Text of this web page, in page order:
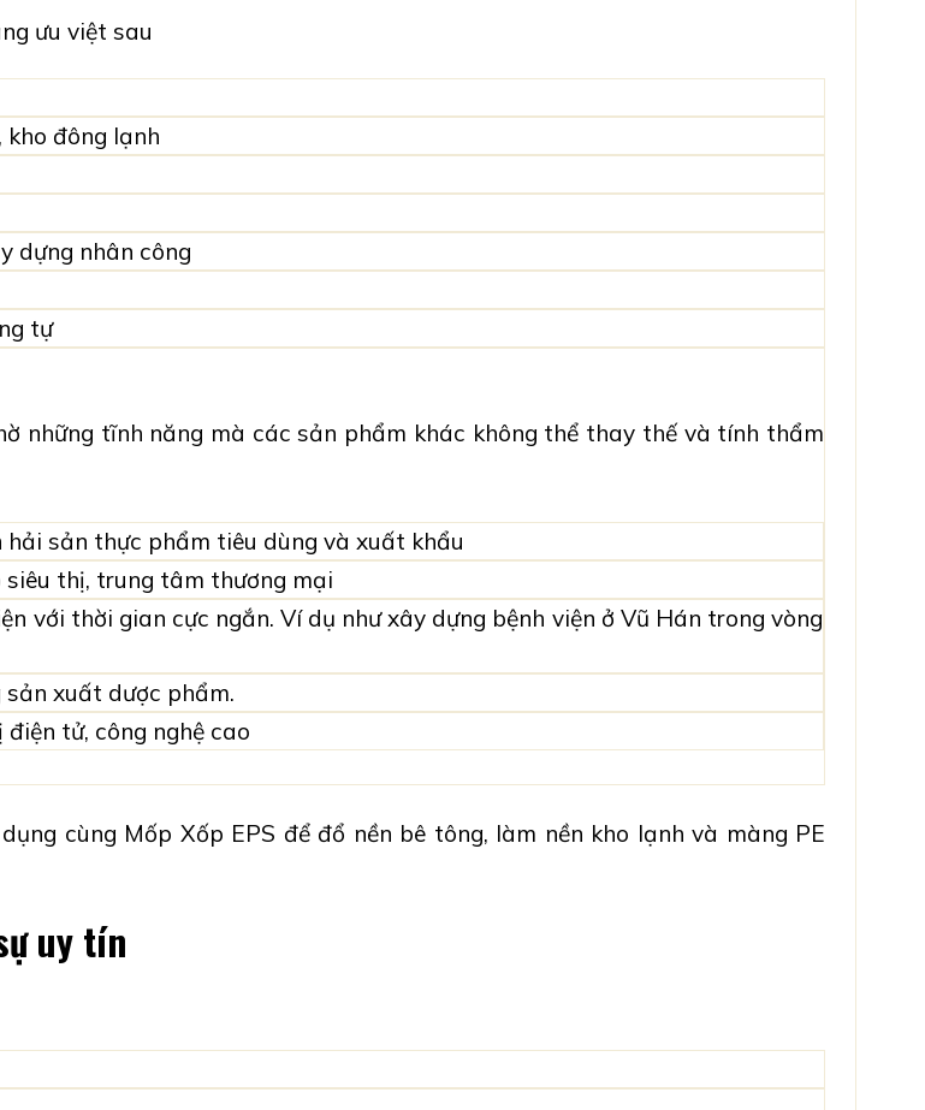
ưu việt sau
kho đông lạnh
dựng nhân công
tự
những tĩnh năng mà các sản phẩm khác không thể thay thế và tính thẩm
hải sản thực phẩm tiêu dùng và xuất khẩu
siêu thị, trung tâm thương mại
với thời gian cực ngắn. Ví dụ nhưxây dựng bệnh viện ở Vũ Hán trong vòng
sản xuất dược phẩm.
tử, công nghệ cao
cùng Mốp Xốp EPS để đổ nền bê tông, làm nền kho lạnh và màng PE
uy tín